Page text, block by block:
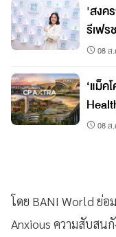
'สงคร
รีเฟร
08 ส
‘แม็คโคร-โล
08 ส
โดย BANI World ย่อ
Anxious ความสับสน